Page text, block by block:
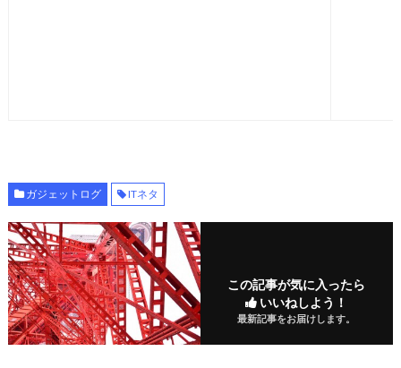
ガジェットログ ITネタ
この記事が気に入ったら
いいねしよう！
最新記事をお届けします。